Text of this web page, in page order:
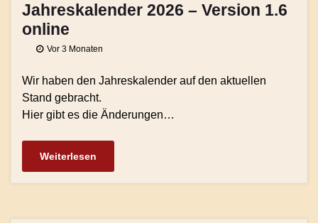
Jahreskalender 2026 – Version 1.6
online
Vor 3 Monaten
Wir haben den Jahreskalender auf den aktuellen
Stand gebracht.
Hier gibt es die Änderungen…
Weiterlesen